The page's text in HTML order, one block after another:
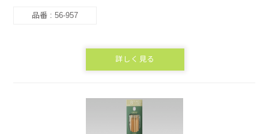
品番 : 56-957
詳しく見る